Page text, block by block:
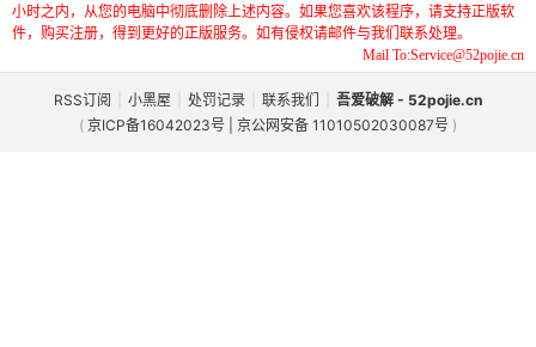
小时之内，从您的电脑中彻底删除上述内容。如果您喜欢该程序，请支持正版软
件，购买注册，得到更好的正版服务。如有侵权请邮件与我们联系处理。
Mail To:Service@52pojie.cn
RSS订阅 小黑屋 处罚记录 联系我们
吾爱破解 - 52pojie.cn
( 京ICP备16042023号 | 京公网安备 11010502030087号 )